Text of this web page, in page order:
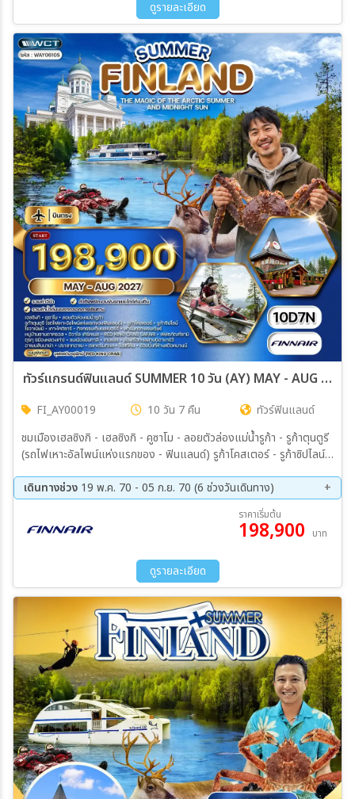
ดูรายละเอียด
ทัวร์แกรนด์ฟินแลนด์ SUMMER 10 วัน (AY) MAY - AUG 27
FI_AY00019 10 วัน 7 คืน
ทัวร์ฟินแลนด์
ชมเมืองเฮลซิงกิ - เฮลซิงกิ - คูซาโม - ลอยตัวล่องแม่น้ำรูก้า - รูก้าตุนตูรี
(รถไฟเหาะอัลไพน์แห่งแรกของ - ฟินแลนด์) รูก้าโคสเตอร์ - รูก้าซิปไลน์ -
หมู่บ้านซานตาครอส - อิวาโล - ล่องเรือทะเลสาบอินารี - เคิร์คเนส - RED
KING CRAB SAFARI - พิพิธภัณฑ์ซามิ – อิวาโร - ฮาเมนลินนาน่า–
ปราสาทฮาเม - ตลาดริมทะเล - ช้อปปิ้งที่ห้างสต๊อคมานน์ - ปอร์วู
เดินทางช่วง 19 พ.ค. 70 - 05 ก.ย. 70 (6 ช่วงวันเดินทาง)
28 พ.ค. 70 - 06 มิ.ย 70
18 มิ.ย 70 - 27 มิ.ย 70
16 ก.ค. 70 - 25 ก.ค. 70
27 ส.ค. 70 - 05 ก.ย. 70
ราคาเริ่มต้น
198,900 บาท
ดูรายละเอียด